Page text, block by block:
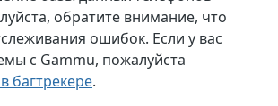
обратите внимание, что
ошибок. Если у вас
с Gammu, пожалуйста
багтрекере.